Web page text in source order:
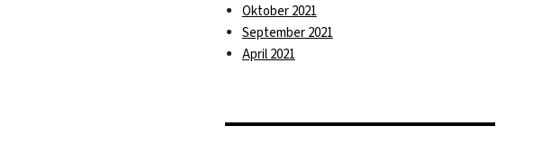
Oktober 2021
September 2021
April 2021